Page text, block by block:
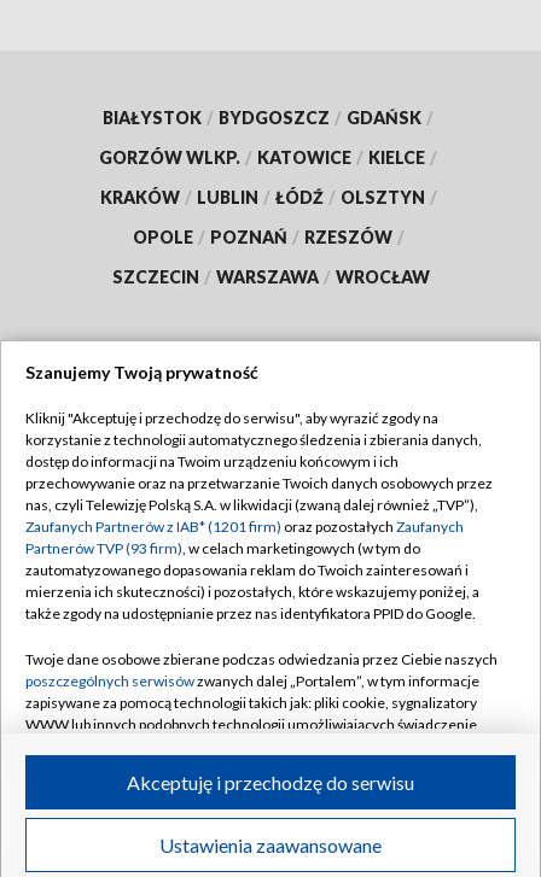
BIAŁYSTOK / BYDGOSZCZ / GDAŃSK /
GORZÓW WLKP. / KATOWICE / KIELCE /
KRAKÓW / LUBLIN / ŁÓDŹ / OLSZTYN /
OPOLE / POZNAŃ / RZESZÓW /
SZCZECIN / WARSZAWA / WROCŁAW
TVP
Abonament TVP
Emisja w TVP
Centrum informacji TVP
Naziemna Telewizja Cyfrowa
Rada Programowa
System NOS
Informacje o nadawcy
Program dla prasy
Ogłoszenie przetargowe
Regulamin TVP
Polityka prywatności
Moje zgody
Pomoc
Kontakt
Kanały
©2026 Telewizja Polska S.A. w likwidacji
Szanujemy Twoją prywatność
Kliknij "Akceptuję i przechodzę do serwisu", aby wyrazić zgody na
korzystanie z technologii automatycznego śledzenia i zbierania danych,
dostęp do informacji na Twoim urządzeniu końcowym i ich
przechowywanie oraz na przetwarzanie Twoich danych osobowych przez
nas, czyli Telewizję Polską S.A. w likwidacji (zwaną dalej również „TVP”),
Zaufanych Partnerów z IAB* (1201 firm) oraz pozostałych Zaufanych
Partnerów TVP (93 firm), w celach marketingowych (w tym do
zautomatyzowanego dopasowania reklam do Twoich zainteresowań i
mierzenia ich skuteczności) i pozostałych, które wskazujemy poniżej, a
także zgody na udostępnianie przez nas identyfikatora PPID do Google.
Twoje dane osobowe zbierane podczas odwiedzania przez Ciebie naszych
poszczególnych serwisówzwanych dalej „Portalem”, w tym informacje
zapisywane za pomocą technologii takich jak: pliki cookie, sygnalizatory
WWW lub innych podobnych technologii umożliwiających świadczenie
ruchu w Internecie.
Twoje dane osobowe zbierane podczas odwiedzania przez Ciebie
poszczególnych serwisówna Portalu, takie jak adresy IP, identyfikatory
Ustawienia zaawansowane
Akceptuję i przechodzę do serwisu